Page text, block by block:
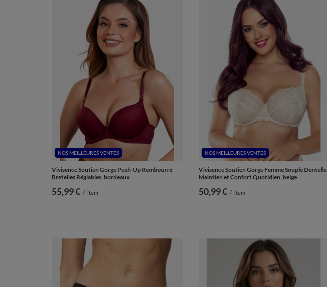
NOS MEILLEURES VENTES
Vivisence Soutien Gorge Push-Up Rembourré
Bretelles Réglables, bordeaux
55,99 € / item
NOS MEILLEURES VENTES
Vivisence Soutien Gorge Femme Souple Dentelle
Maintien et Confort Quotidien, beige
50,99 € / item